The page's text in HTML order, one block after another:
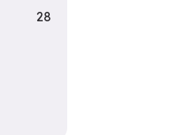
28